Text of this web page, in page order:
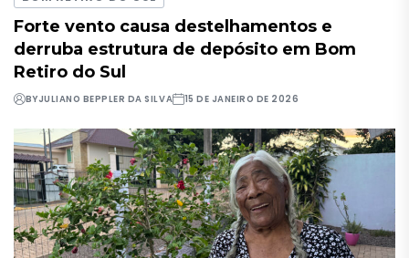
Forte vento causa destelhamentos e
derruba estrutura de depósito em Bom
Retiro do Sul
BYJULIANO BEPPLER DA SILVA 15 DE JANEIRO DE 2026